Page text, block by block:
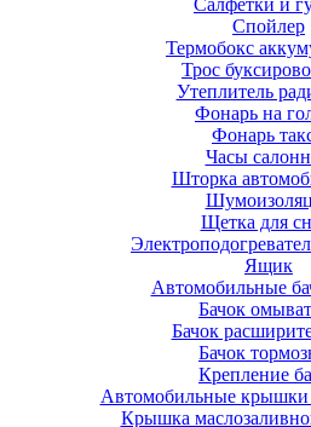
Спойлер
Термобокс
Трос
Утеплитель
Фонарь на
Фонарь
Часы
Шторка
Щетка для
Ящик
Автомобильные
Бачок
Бачок
Бачок
Крепление
Автомобильные крышки
Крышка